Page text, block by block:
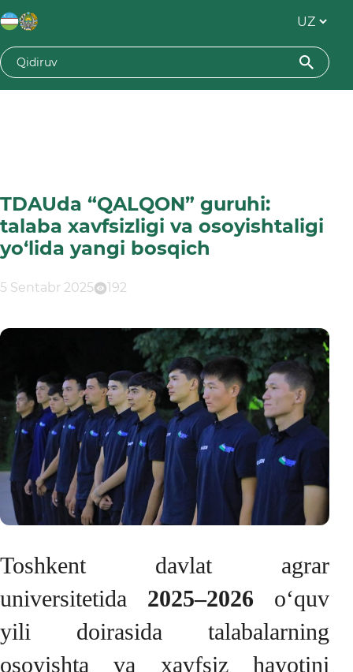
TDAUda “QALQON” guruhi:
talaba xavfsizligi va osoyishtaligi
yo‘lida yangi bosqich
5 Sentabr 2025 192
Toshkent davlat agrar
universitetida 2025–2026 o‘quv
yili doirasida talabalarning
osoyishta va xavfsiz hayotini